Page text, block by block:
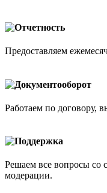
Отчетность
Предоставляем
Документооборот
Работаем по договору,
Поддержка
Решаем все вопросы со
модерации.